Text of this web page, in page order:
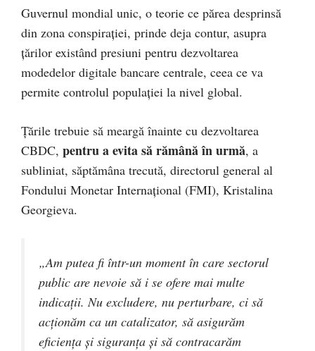
Guvernul mondial unic, o teorie ce părea desprinsă
din zona conspirației, prinde deja contur, asupra
țărilor existând presiuni pentru dezvoltarea
modedelor digitale bancare centrale, ceea ce va
permite controlul populației la nivel global.
Țările trebuie să meargă înainte cu dezvoltarea
CBDC, pentru a evita să rămână în urmă, a
subliniat, săptămâna trecută, directorul general al
Fondului Monetar Internaţional (FMI), Kristalina
Georgieva.
„Am putea fi într-un moment în care sectorul
public are nevoie să i se ofere mai multe
indicaţii. Nu excludere, nu perturbare, ci să
acţionăm ca un catalizator, să asigurăm
eficienţa şi siguranţa şi să contracarăm